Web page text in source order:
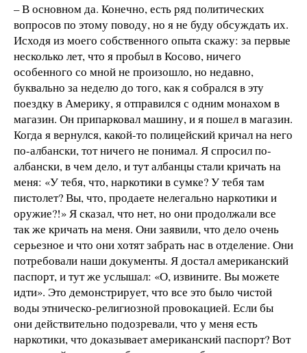
– В основном да. Конечно, есть ряд политических
вопросов по этому поводу, но я не буду обсуждать их.
Исходя из моего собственного опыта скажу: за первые
несколько лет, что я пробыл в Косово, ничего
особенного со мной не произошло, но недавно,
буквально за неделю до того, как я собрался в эту
поездку в Америку, я отправился с одним монахом в
магазин. Он припарковал машину, и я пошел в магазин.
Когда я вернулся, какой-то полицейский кричал на него
по-албански, тот ничего не понимал. Я спросил по-
албански, в чем дело, и тут албанцы стали кричать на
меня: «У тебя, что, наркотики в сумке? У тебя там
пистолет? Вы, что, продаете нелегально наркотики и
оружие?!» Я сказал, что нет, но они продолжали все
так же кричать на меня. Они заявили, что дело очень
серьезное и что они хотят забрать нас в отделение. Они
потребовали наши документы. Я достал американский
паспорт, и тут же услышал: «О, извините. Вы можете
идти». Это демонстрирует, что все это было чистой
воды этническо-религиозной провокацией. Если бы
они действительно подозревали, что у меня есть
наркотики, что доказывает американский паспорт? Вот